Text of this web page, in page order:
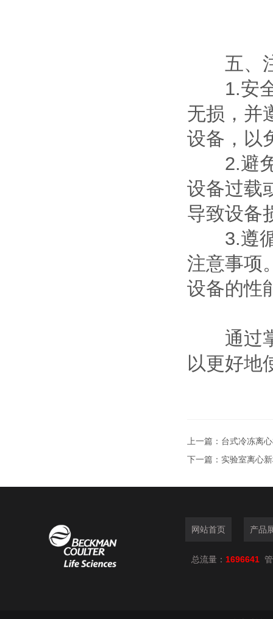
五、
1.安全
无损，并
设备，以
2.避免
设备过载
导致设备
3.遵循
注意事项
设备的性
通过掌
以更好地
上一篇： 台式冷冻离
下一篇： 实验室离心
网站首页 产品
总流量： 1696641